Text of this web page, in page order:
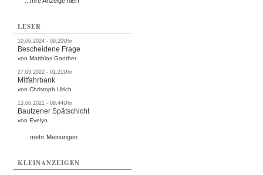
LESER
10.06.2024 - 09:20Uhr
Bescheidene Frage
von Matthias Ganther
27.03.2022 - 01:21Uhr
Mitfahrbank
von Christoph Ulrich
13.06.2021 - 08:44Uhr
Bautzener Spätschicht
von Evelyn
...mehr Meinungen
KLEINANZEIGEN